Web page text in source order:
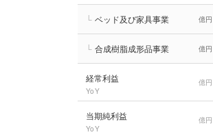
└ ベッド及び家具事業 億円
└ 合成樹脂成形品事業 億円
経常利益
YoY
億円
当期純利益
YoY
億円